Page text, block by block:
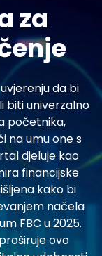
za
da bi
biti univerzalno
početnika,
na umu one s
djeluje kao
financijske
kako bi
načela
FBC u 2025.
ovo